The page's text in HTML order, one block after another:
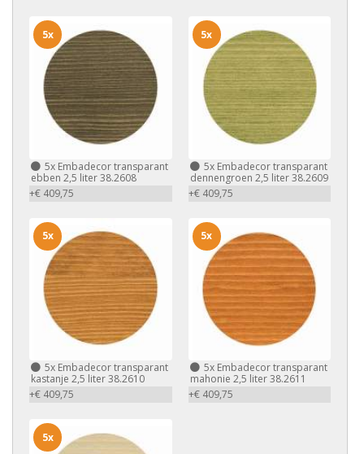
5x Embadecor transparant
ebben 2,5 liter 38.2608
+€ 409,75
5x
5xEmbadecor transparant
dennengroen 2,5 liter 38.2609
+€ 409,75
5x
5x Embadecor transparant
kastanje 2,5 liter 38.2610
+€ 409,75
5x
5xEmbadecor transparant
mahonie 2,5 liter 38.2611
+€ 409,75
5x
5x